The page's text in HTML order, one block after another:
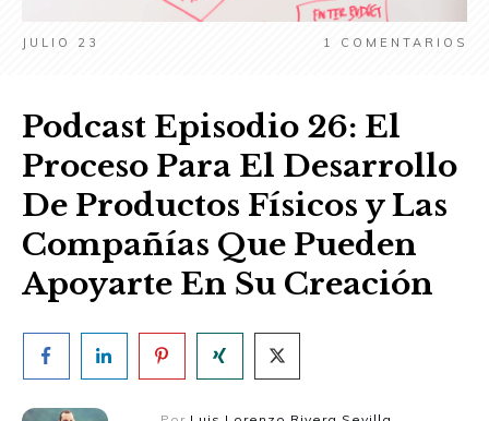
JULIO 23 1 COMENTARIOS
Podcast Episodio 26: El
Proceso Para El Desarrollo
De Productos Físicos y Las
Compañías Que Pueden
Apoyarte En Su Creación